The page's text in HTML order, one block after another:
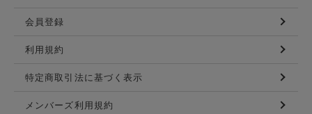
会員登録
利用規約
特定商取引法に基づく表示
メンバーズ利用規約